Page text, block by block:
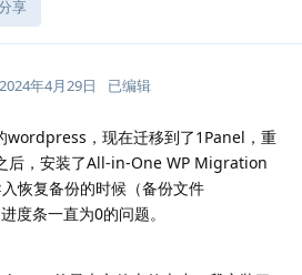
享
2024年4月29日 已编辑
wordpress，现在迁移到了1Panel，重
后，安装了All-in-One WP Migration
恢复备份的时候（备份文件
度条一直为0的问题。